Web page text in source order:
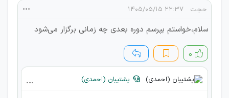
حجت ۲۲:۳۷ ۱۴۰۵/۰۵/۱۵
سلام،خواستم بپرسم دوره بعدی چه زمانی برگزار می‌شود
۰
پشتیبان (احمدی)